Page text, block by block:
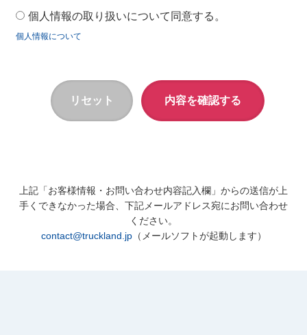
個人情報の取り扱いについて同意する。
個人情報について
上記「お客様情報・お問い合わせ内容記入欄」からの送信が上
手くできなかった場合、下記メールアドレス宛にお問い合わせ
ください。
contact@truckland.jp（メールソフトが起動します）